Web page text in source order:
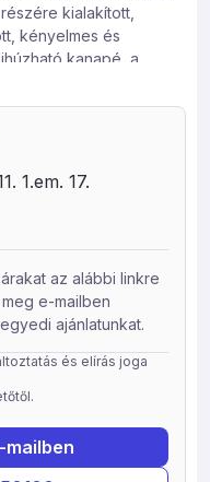
kialakított,
kényelmes és
kanapé, a
pihenést. Amerikai
és TV áll
néhány lépés a
a fizetős
és törölközőt is
kikapcsolódásra.
1.em. 17.
az alábbi linkre
e-mailben
ajánlatunkat.
és elírás joga